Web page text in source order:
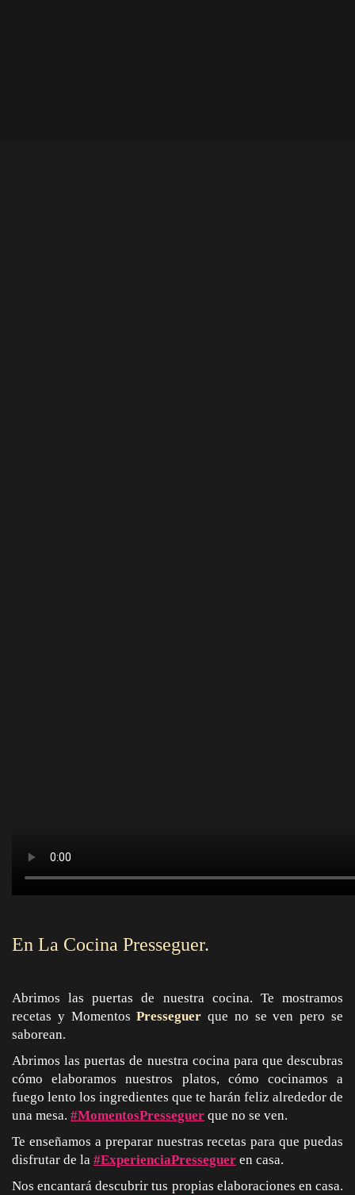
En La Cocina Presseguer.
Abrimos las puertas de nuestra cocina. Te mostramos
recetas y MomentosPresseguer que no se ven pero se
saborean.
Abrimos las puertas de nuestra cocina para que descubras
cómo elaboramos nuestros platos, cómo cocinamos a
fuego lento los ingredientes que te harán feliz alrededor de
una mesa. #MomentosPresseguer que no se ven.
Te enseñamos a preparar nuestras recetas para que puedas
disfrutar de la #ExperienciaPresseguer en casa.
Nos encantará descubrir tus propias elaboraciones en casa.